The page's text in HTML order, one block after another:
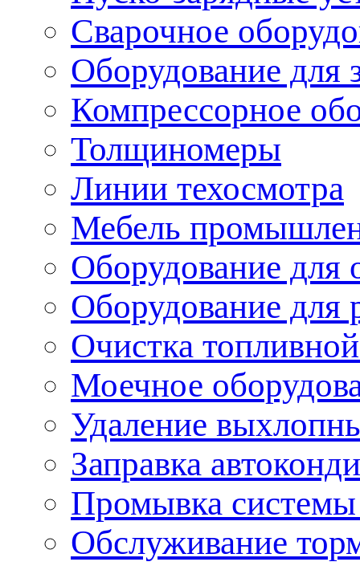
Сварочное
Оборудование для
Компрессорное
Толщиномеры
Линии техосмотра
Мебель
Оборудование для
Оборудование для
Очистка
Моечное
Удаление
Заправка
Промывка
Обслуживание